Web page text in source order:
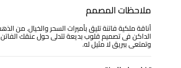
ملاحظات المصمم
الداكن فى تصميم قلوب بديعة تتدلى حول عنقك
وتمتعى ببريق لا مثيل له.